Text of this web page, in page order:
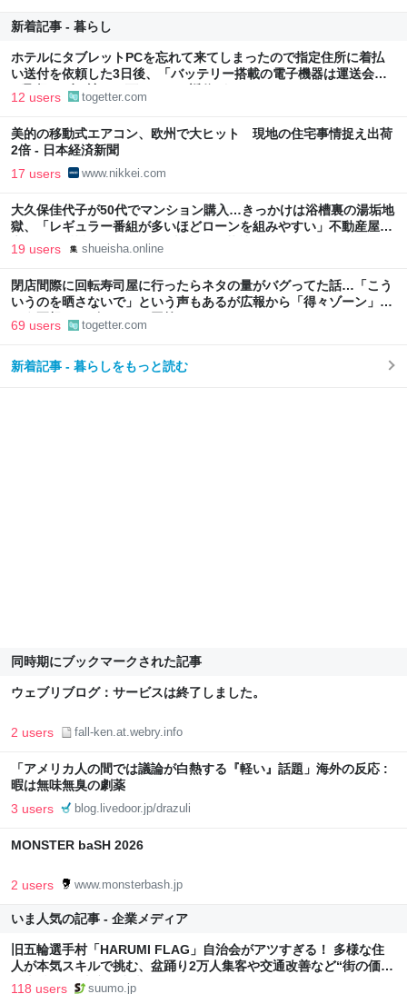
新着記事 - 暮らし
ホテルにタブレットPCを忘れて来てしまったので指定住所に着払
い送付を依頼した3日後、「バッテリー搭載の電子機器は運送会社
が取扱わず、諦めて下さい」と返信がきた
12 users togetter.com
美的の移動式エアコン、欧州で大ヒット 現地の住宅事情捉え出荷
2倍 - 日本経済新聞
17 users www.nikkei.com
大久保佳代子が50代でマンション購入…きっかけは浴槽裏の湯垢地
獄、「レギュラー番組が多いほどローンを組みやすい」不動産屋に
言われた“芸能人ならではの事情” | 集英社オンライン
19 users shueisha.online
閉店間際に回転寿司屋に行ったらネタの量がバグってた話…「こう
いうのを晒さないで」という声もあるが広報から「得々ゾーン」と
いう正規サービスだとの回答も
69 users togetter.com
新着記事 - 暮らしをもっと読む
同時期にブックマークされた記事
ウェブリブログ：サービスは終了しました。
2 users fall-ken.at.webry.info
「アメリカ人の間では議論が白熱する『軽い』話題」海外の反応 :
暇は無味無臭の劇薬
3 users blog.livedoor.jp/drazuli
MONSTER baSH 2026
2 users www.monsterbash.jp
いま人気の記事 - 企業メディア
旧五輪選手村「HARUMI FLAG」自治会がアツすぎる！ 多様な住
人が本気スキルで挑む、盆踊り2万人集客や交通改善など“街の価値
向上”戦略 東京・中央区
118 users suumo.jp